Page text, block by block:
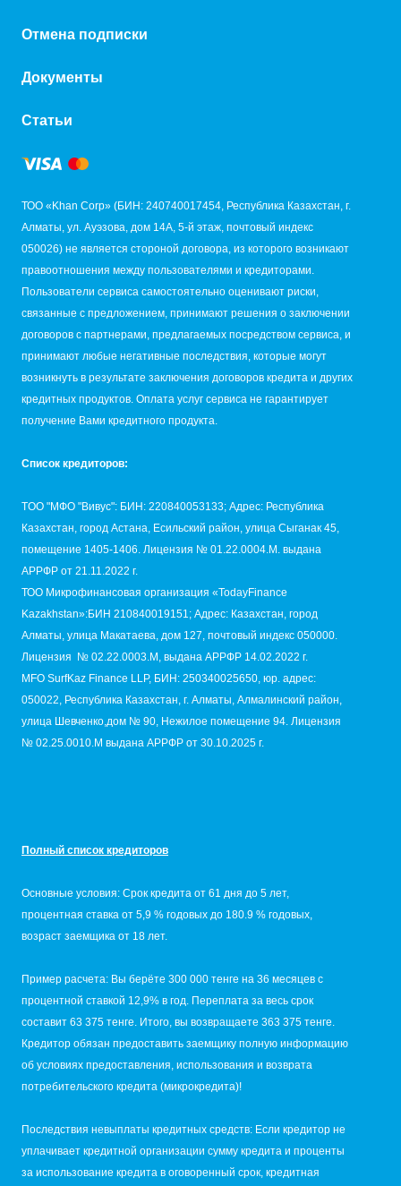
Отмена подписки
Документы
Статьи
ТОО «Khan Corp» (БИН: 240740017454, Республика Казахстан, г.
Алматы, ул. Ауэзова, дом 14А, 5-й этаж, почтовый индекс
050026) не является стороной договора, из которого возникают
правоотношения между пользователями и кредиторами.
Пользователи сервиса самостоятельно оценивают риски,
связанные с предложением, принимают решения о заключении
договоров с партнерами, предлагаемых посредством сервиса, и
принимают любые негативные последствия, которые могут
возникнуть в результате заключения договоров кредита и других
кредитных продуктов. Оплата услуг сервиса не гарантирует
получение Вами кредитного продукта.
Список кредиторов:
TОО "МФО "Вивус": БИН: 220840053133; Адрес: Республика
Казахстан, город Астана, Есильский район, улица Сыганак 45,
помещение 1405-1406. Лицензия № 01.22.0004.M. выдана
АРРФР от 21.11.2022 г.
ТОО Микрофинансовая организация «TodayFinance
Kazakhstan»:БИН 210840019151; Адрес: Казахстан, город
Алматы, улица Макатаева, дом 127, почтовый индекс 050000.
Лицензия № 02.22.0003.М, выдана АРРФР 14.02.2022 г.
MFO SurfKaz Finance LLP, БИН: 250340025650, юр. адрес:
050022, Республика Казахстан, г. Алматы, Алмалинский район,
улица Шевченко,дом № 90, Нежилое помещение 94. Лицензия
№ 02.25.0010.M выдана АРРФР от 30.10.2025 г.
Полный список кредиторов
Основные условия: Срок кредита от 61 дня до 5 лет,
процентная ставка от 5,9 % годовых до 180.9 % годовых,
возраст заемщика от 18 лет.
Пример расчета: Вы берёте 300 000 тенге на 36 месяцев с
процентной ставкой 12,9% в год. Переплата за весь срок
составит 63 375 тенге. Итого, вы возвращаете 363 375 тенге.
Кредитор обязан предоставить заемщику полную информацию
об условиях предоставления, использования и возврата
потребительского кредита (микрокредита)!
Последствия невыплаты кредитных средств: Если кредитор не
уплачивает кредитной организации сумму кредита и проценты
за использование кредита в оговоренный срок, кредитная